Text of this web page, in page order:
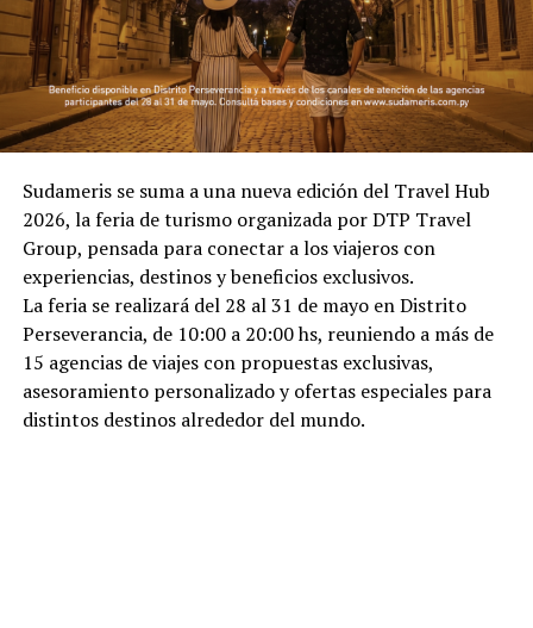
Sudameris se suma a una nueva edición del Travel Hub
2026, la feria de turismo organizada por DTP Travel
Group, pensada para conectar a los viajeros con
experiencias, destinos y beneficios exclusivos.
La feria se realizará del 28 al 31 de mayo en Distrito
Perseverancia, de 10:00 a 20:00 hs, reuniendo a más de
15 agencias de viajes con propuestas exclusivas,
asesoramiento personalizado y ofertas especiales para
distintos destinos alrededor del mundo.